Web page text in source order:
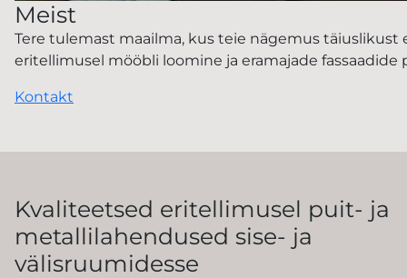
Meist
Tere tulemast maailma, kus teie nägemus
eritellimusel mööbli loomine ja eramajade
Kontakt
Kvaliteetsed eritellimusel puit- ja
metallilahendused sise- ja
välisruumidesse